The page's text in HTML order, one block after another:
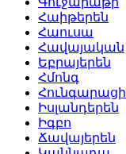
Հաիթերեն
Հաուսա
Հավայական
Եբրայերեն
Հմոնգ
Հունգարացի
Իսլանդերեն
Իգբո
Ճավայերեն